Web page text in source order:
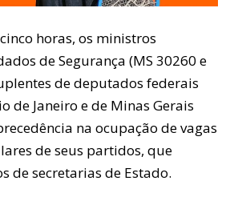
horas, os ministros
de Segurança (MS 30260 e
de deputados federais
de Janeiro e de Minas Gerais
na ocupação de vagas
de seus partidos, que
de secretarias de Estado.